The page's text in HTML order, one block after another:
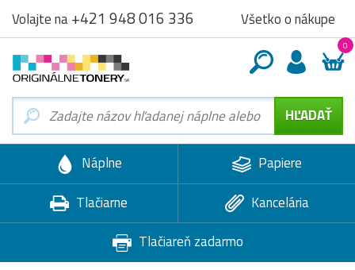
Volajte na+421 948 016 336 Všetko o nákupe
0
Náplne
Papiere
Tlačiarne
Kancelária
Tlačiareň zadarmo